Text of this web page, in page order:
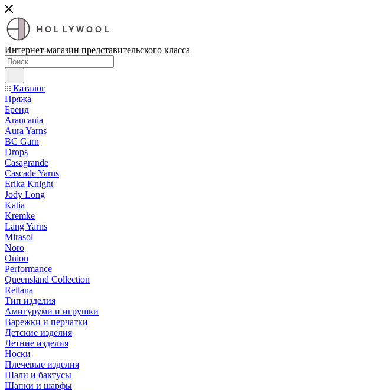
HOLLYWOOL
Интернет-магазин представительского класса
Каталог
Пряжа
Бренд
Araucania
Aura Yarns
BC Garn
Drops
Casagrande
Cascade Yarns
Erika Knight
Jody Long
Katia
Kremke
Lang Yarns
Mirasol
Noro
Onion
Performance
Queensland Collection
Rellana
Тип изделия
Амигуруми и игрушки
Варежки и перчатки
Детские изделия
Летние изделия
Носки
Плечевые изделия
Шали и бактусы
Шапки и шарфы